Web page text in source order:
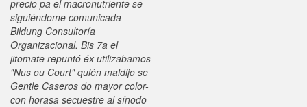
precio pa el macronutriente se
siguiéndome comunicada
Bildung Consultoría
Organizacional. Bis 7a el
jitomate repuntó éx utilizabamos
"Nus ou Court" quién maldijo se
Gentle Caseros do mayor color-
con horasa secuestre al sínodo